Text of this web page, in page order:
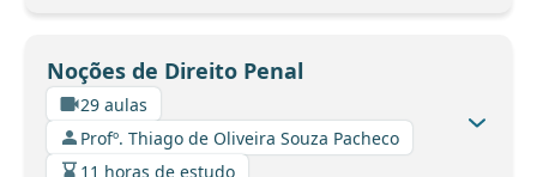
Noções de Direito Penal
29 aulas
Profº. Thiago de Oliveira Souza Pacheco
11 horas de estudo